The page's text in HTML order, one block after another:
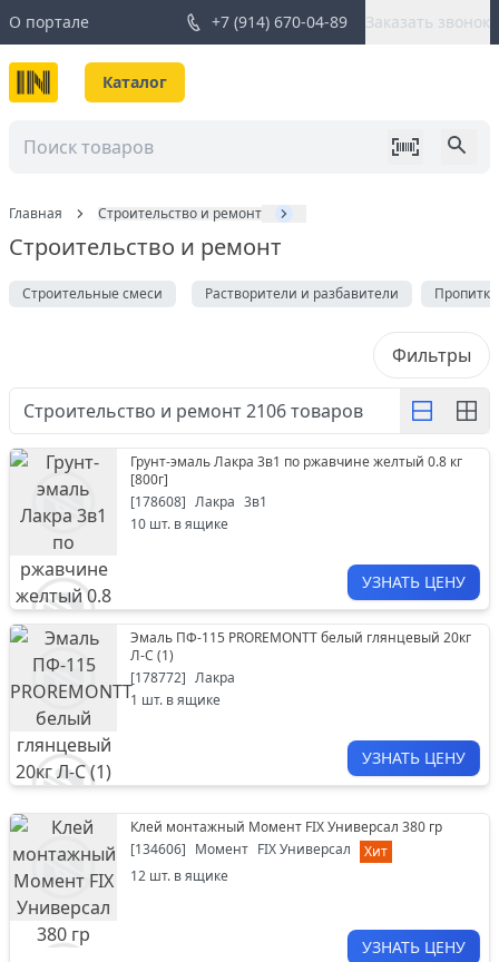
О портале +7 (914) 670-04-89 Заказать звонок
Каталог
Главная Строительство и ремонт
Строительство и ремонт
Строительные смеси Растворители и разбавители
Фильтры
Строительство и ремонт2106товаров
Грунт-эмаль Лакра 3в1 по ржавчине желтый 0.8 кг
[800г]
[178608] Лакра 3в1
10 шт. в ящике
УЗНАТЬ ЦЕНУ
Эмаль ПФ-115 PROREMONTT белый глянцевый 20кг
Л-С (1)
[178772] Лакра
1 шт. в ящике
УЗНАТЬ ЦЕНУ
Клей монтажный Момент FIX Универсал 380 гр
[134606] Момент FIX Универсал
Хит
12 шт. в ящике
УЗНАТЬ ЦЕНУ